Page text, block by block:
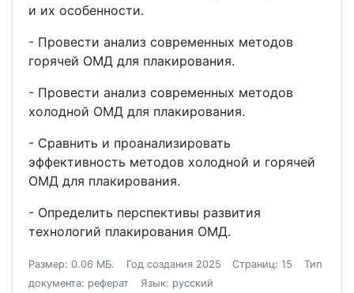
и их особенности.
- Провести анализ современных методов
горячей ОМД для плакирования.
- Провести анализ современных методов
холодной ОМД для плакирования.
- Сравнить и проанализировать
эффективность методов холодной и горячей
ОМД для плакирования.
- Определить перспективы развития
технологий плакирования ОМД.
Размер: 0.06 МБ. Год создания 2025 Страниц: 15
Тип
документа: реферат
Язык: русский